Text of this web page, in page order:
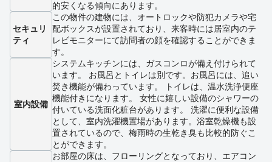
的安くなる傾向にあります。
セキュリ
ティ
この物件の建物には、オートロックや防犯カメラや宅
配ボックスが設置されており、来客時には居室内のテ
レビモニターにて訪問者の顔を確認することができま
す。
室内設備
システムキッチンには、ガスコンロが備え付けられて
います。 お風呂とトイレは別です。お風呂には、追い
焚き機能が備わっています。 トイレは、温水洗浄便座
機能付きになります。 女性に嬉しい設備のシャワーの
付いている洗面化粧台があります。 洗濯に便利な設備
として、室内洗濯機置場があります。浴室乾燥機も設
置されているので、梅雨時の生乾き臭も比較的防ぐこ
とができます。
お部屋の床は、フローリングとなっており、エアコン